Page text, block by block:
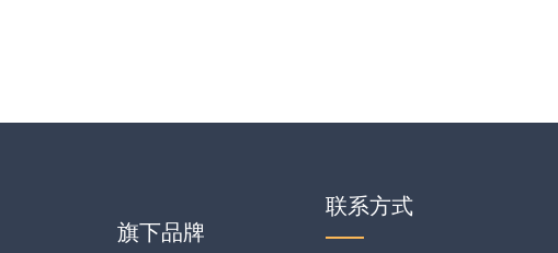
旗下品牌
联系方式